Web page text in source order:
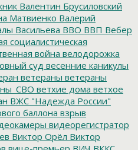
Валентин Брусиловский
Матвиенко Валерий
Васильева ВВО ВВП Вебер
социалистическая
война велодорожка
суд весенние каникулы
ветераны ветераны
ветхие дома ветхое
ВЖС "Надежда России"
баллона взрыв
видеорегистратор
Виктор Орёл Виктор